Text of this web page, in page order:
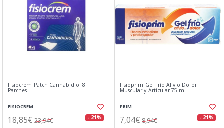
Fisiocrem Patch Cannabidiol 8
Parches
FISIOCREM
18,85€ 23,94€ - 21%
Fisioprim Gel Frío Alivio Dolor
Muscular y Articular 75 ml
PRIM
7,04€ 8,94€ - 21%